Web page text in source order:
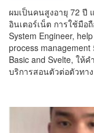
ผมเป็นคนสูงอายุ 72 ปี
อินเตอร์เน็ต การใช้มือ
System Engineer,
process
Basic and Svelte, ให้
บริการสอนตัวต่อตัวทา